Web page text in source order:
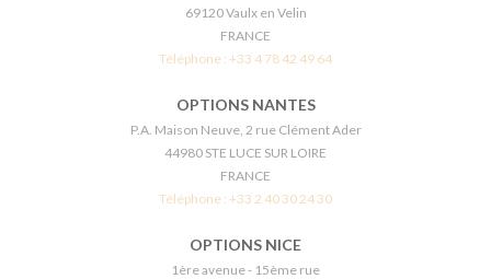
69120 Vaulx en Velin
FRANCE
Téléphone : +33 4 78 42 49 64
OPTIONS NANTES
P.A. Maison Neuve, 2 rue Clément Ader
44980 STE LUCE SUR LOIRE
FRANCE
Téléphone : +33 2 40 30 24 30
OPTIONS NICE
1ère avenue - 15ème rue